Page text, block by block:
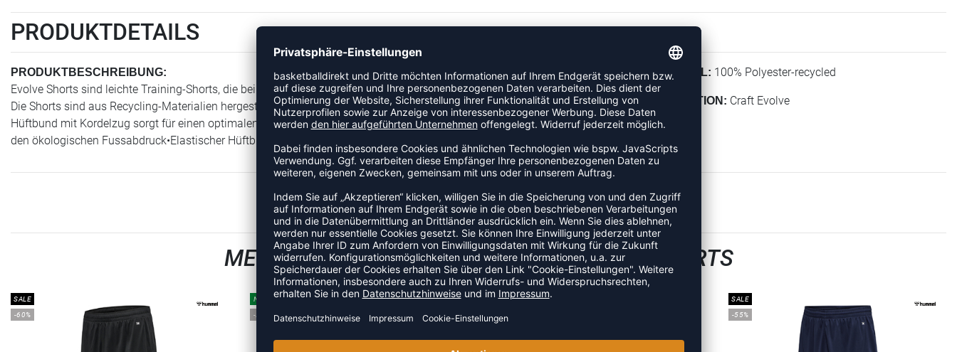
PRODUKTDETAILS
PRODUKTBESCHREIBUNG:
Evolve Shorts sind leichte Training-Shorts, die bei intensivem Training einen hervorragenden Feuchtigkeitstransport bieten.
Die Shorts sind aus Recycling-Materialien hergestellt, um unseren ökologischen Fussabdruck zu verringern. Der elastische
Hüftbund mit Kordelzug sorgt für einen optimalen Sitz.•Leichte, funktionelle Stretchmaterialien•Recyclingpolyester reduziert
den ökologischen Fussabdruck•Elastischer Hüftbund mit Kordelzug
MATERIAL: 100% Polyester-recycled
KOLLEKTION: Craft Evolve
ZULETZT ANGESEHEN
MEHR AUS DER KATEGORIE BASKETBALLSHORTS
SALE
-60%
NEW
-20%
NEW
SALE
-55%